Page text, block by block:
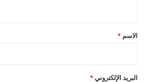
*
الاسم *
البريد الإلكتروني *